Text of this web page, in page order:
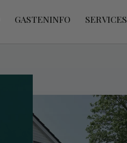
GASTENINFO
SERVICES